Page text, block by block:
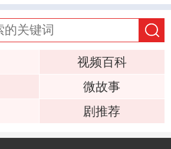
视频百科
微故事
剧推荐